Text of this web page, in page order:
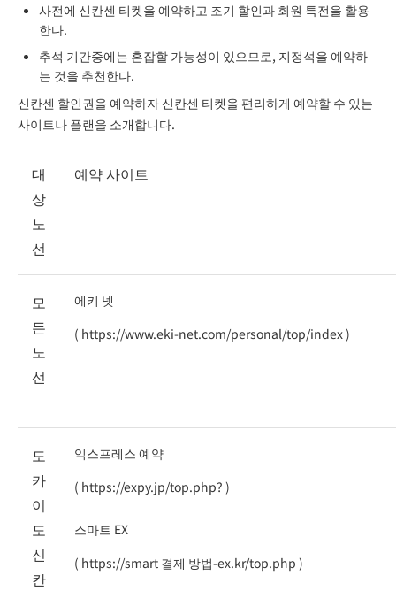
사전에 신칸센 티켓을 예약하고 조기 할인과 회원 특전을 활용
한다.
추석 기간중에는 혼잡할 가능성이 있으므로, 지정석을 예약하
는 것을 추천한다.
신칸센 할인권을 예약하자 신칸센 티켓을 편리하게 예약할 수 있는
사이트나 플랜을 소개합니다.
대
상
노
선
예약 사이트
모
든
노
선
에키 넷
( https://www.eki-net.com/personal/top/index)
도
카
이
도
신
칸
익스프레스 예약
( https://expy.jp/top.php? )
스마트 EX
( https://smart 결제 방법-ex.kr/top.php )